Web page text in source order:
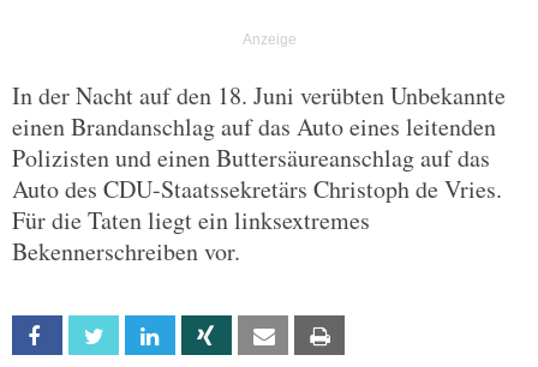
In der Nacht auf den 18. Juni verübten Unbekannte
einen Brandanschlag auf das Auto eines leitenden
Polizisten und einen Buttersäureanschlag auf das
Auto des CDU-Staatssekretärs Christoph de Vries.
Für die Taten liegt ein linksextremes
Bekennerschreiben vor.
Facebook Twitter Linkedin Xing Email